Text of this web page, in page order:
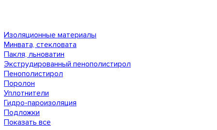
Изоляционные материалы
Минвата, стекловата
Пакля, льноватин
Экструдированный пенополистирол
Пенополистирол
Поролон
Уплотнители
Гидро-пароизоляция
Подложки
Показать все